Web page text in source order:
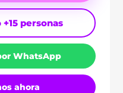
Ubicación
personas
WhatsApp
ahora